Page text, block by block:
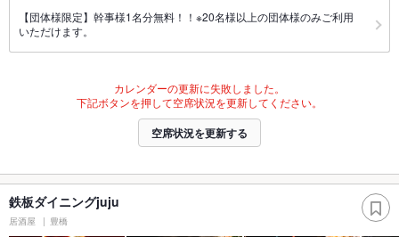
【団体様限定】幹事様1名分無料！！※20名様以上の団体様のみご利用
いただけます。
カレンダーの更新に失敗しました。
下記ボタンを押して空席状況を更新してください。
空席状況を更新する
鉄板ダイニングjuju
居酒屋 豊橋